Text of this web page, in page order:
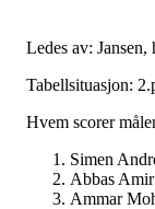
Ledes av:
Tabellsituasjon:
Hvem scorer
Simen
Abbas
Ammar